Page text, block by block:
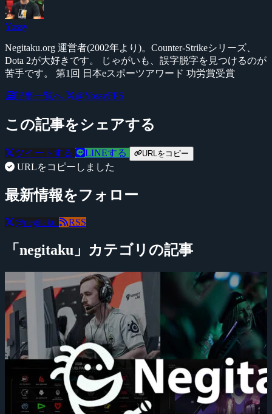
Yossy
Negitaku.org 運営者(2002年より)。Counter-Strikeシリーズ、
Dota 2が大好きです。 じゃがいも、誤字脱字を見つけるのが
苦手です。 第1回 日本eスポーツアワード 功労賞受賞
記事一覧へ @YossyFPS
この記事をシェアする
ツイートする LINEする URLをコピー
URLをコピーしました
最新情報をフォロー
@negitaku RSS
「negitaku」カテゴリの記事